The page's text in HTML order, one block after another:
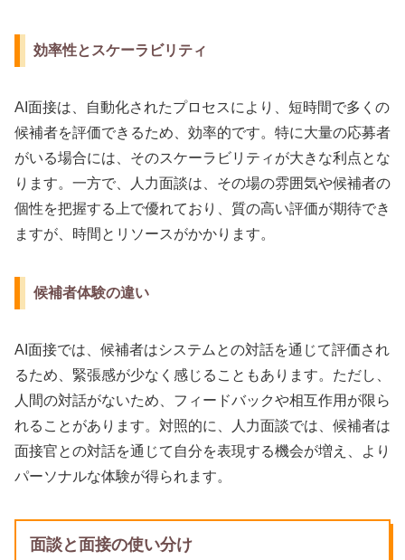
効率性とスケーラビリティ
AI面接は、自動化されたプロセスにより、短時間で多くの
候補者を評価できるため、効率的です。特に大量の応募者
がいる場合には、そのスケーラビリティが大きな利点とな
ります。一方で、人力面談は、その場の雰囲気や候補者の
個性を把握する上で優れており、質の高い評価が期待でき
ますが、時間とリソースがかかります。
候補者体験の違い
AI面接では、候補者はシステムとの対話を通じて評価され
るため、緊張感が少なく感じることもあります。ただし、
人間の対話がないため、フィードバックや相互作用が限ら
れることがあります。対照的に、人力面談では、候補者は
面接官との対話を通じて自分を表現する機会が増え、より
パーソナルな体験が得られます。
面談と面接の使い分け